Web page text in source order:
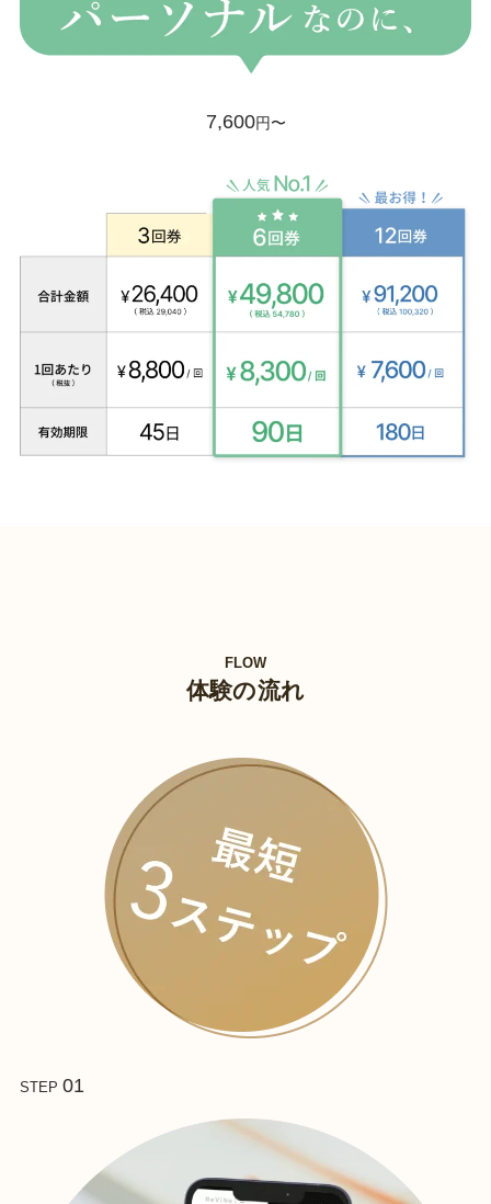
7,600円〜
FLOW
体験の流れ
STEP 01